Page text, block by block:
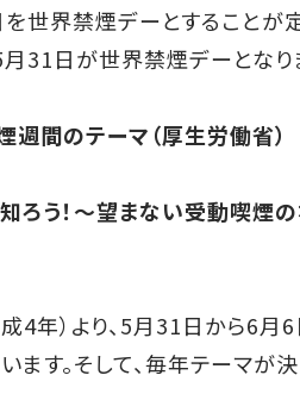
世界禁煙デーとすることが
月31日が世界禁煙デーとなり
間のテーマ（厚生労働省）
ろう！～望まない受動喫煙
4年）より、5月31日から6月
ます。そして、毎年テーマが